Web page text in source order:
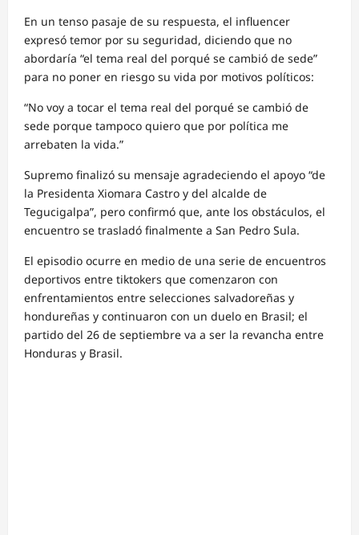
En un tenso pasaje de su respuesta, el influencer
expresó temor por su seguridad, diciendo que no
abordaría “el tema real del porqué se cambió de sede”
para no poner en riesgo su vida por motivos políticos:
“No voy a tocar el tema real del porqué se cambió de
sede porque tampoco quiero que por política me
arrebaten la vida.”
Supremo finalizó su mensaje agradeciendo el apoyo “de
la Presidenta Xiomara Castro y del alcalde de
Tegucigalpa”, pero confirmó que, ante los obstáculos, el
encuentro se trasladó finalmente a San Pedro Sula.
El episodio ocurre en medio de una serie de encuentros
deportivos entre tiktokers que comenzaron con
enfrentamientos entre selecciones salvadoreñas y
hondureñas y continuaron con un duelo en Brasil; el
partido del 26 de septiembre va a ser la revancha entre
Honduras y Brasil.